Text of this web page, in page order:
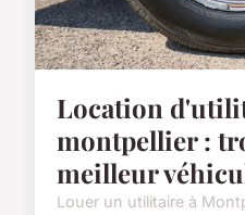
Location
montpellier :
meilleur
Louer un utilitaire à